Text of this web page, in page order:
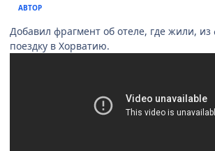
АВТОР
Добавил фрагмент об отеле, где жили,
поездку в Хорватию.